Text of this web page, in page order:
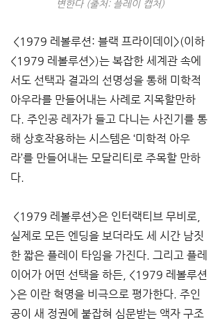
변한다 (출처: 플레이 캡처)
<1979 레볼루션: 블랙 프라이데이>(이하
<1979 레볼루션>)는 복잡한 세계관 속에
서도 선택과 결과의 선명성을 통해 미학적
아우라를 만들어내는 사례로 지목할만하
다. 주인공 레자가 들고 다니는 사진기를 통
해 상호작용하는 시스템은 ‘미학적 아우
라’를 만들어내는 모달리티로 주목할 만하
다.
<1979 레볼루션>은 인터랙티브 무비로,
실제로 모든 엔딩을 보더라도 세 시간 남짓
한 짧은 플레이 타임을 가진다. 그리고 플레
이어가 어떤 선택을 하든, <1979 레볼루션
>은 이란 혁명을 비극으로 평가한다. 주인
공이 새 정권에 붙잡혀 심문받는 액자 구조